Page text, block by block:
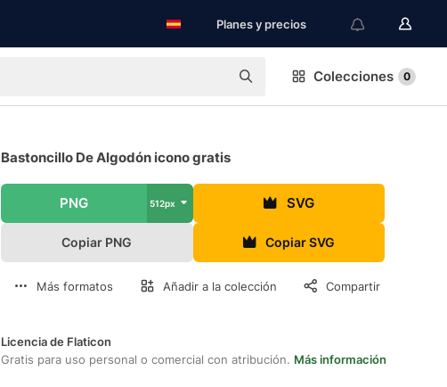
Planes y precios
Colecciones 0
Bastoncillo De Algodón icono gratis
PNG 512px SVG
Copiar PNG Copiar SVG
Más formatos Añadir a la colección Compartir
Licencia de Flaticon
Gratis para uso personal o comercial con atribución. Más información